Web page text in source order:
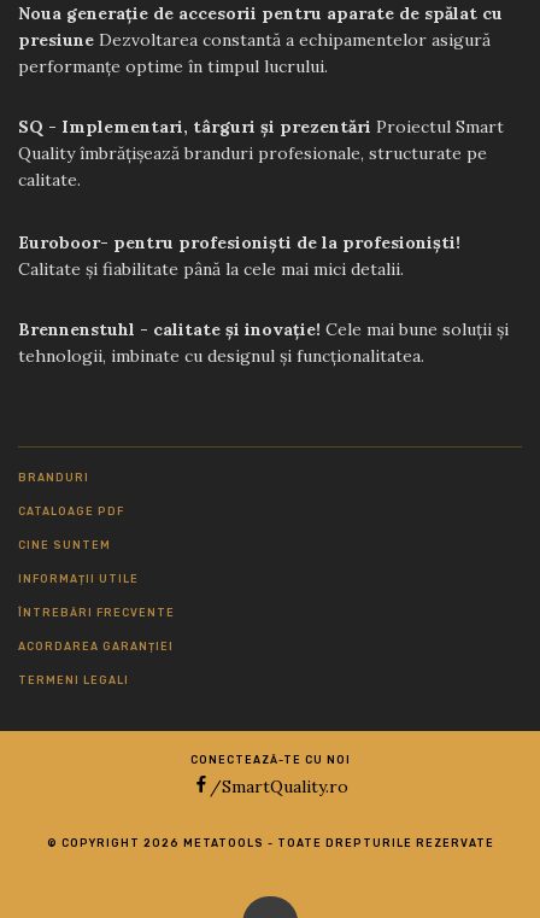
Noua generație de accesorii pentru aparate de spălat cu
presiune Dezvoltarea constantă a echipamentelor asigură
performanțe optime în timpul lucrului.
SQ - Implementari, târguri și prezentări Proiectul Smart
Quality îmbrățișează branduri profesionale, structurate pe
calitate.
Euroboor- pentru profesioniști de la profesioniști!
Calitate și fiabilitate până la cele mai mici detalii.
Brennenstuhl - calitate și inovație! Cele mai bune soluții și
tehnologii, imbinate cu designul și funcționalitatea.
BRANDURI
CATALOAGE PDF
CINE SUNTEM
INFORMAȚII UTILE
ÎNTREBĂRI FRECVENTE
ACORDAREA GARANȚIEI
TERMENI LEGALI
CONECTEAZĂ-TE CU NOI
/SmartQuality.ro
© COPYRIGHT 2026 METATOOLS - TOATE DREPTURILE REZERVATE